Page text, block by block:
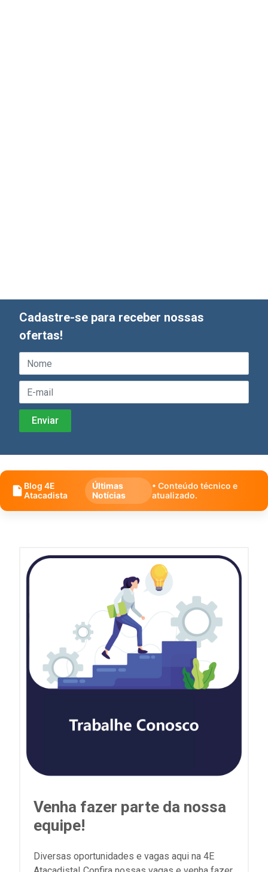
Cadastre-se para receber nossas
ofertas!
Blog 4E
Atacadista
Últimas
Notícias
• Conteúdo técnico e
atualizado.
Venha fazer parte da nossa
equipe!
Diversas oportunidades e vagas aqui na 4E